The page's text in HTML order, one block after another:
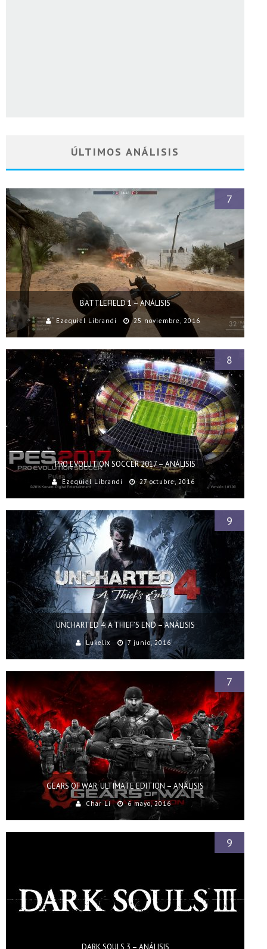
ÚLTIMOS ANÁLISIS
BATTLEFIELD 1 – ANÁLISIS
Ezequiel Librandi 25 noviembre, 2016
7
PRO EVOLUTION SOCCER 2017 – ANÁLISIS
Ezequiel Librandi 27 octubre, 2016
8
UNCHARTED 4: A THIEF’S END – ANÁLISIS
Lukelix 7 junio, 2016
9
GEARS OF WAR: ULTIMATE EDITION – ANÁLISIS
Char Li 6 mayo, 2016
7
9